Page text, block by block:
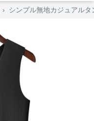
› シンプル無地カジュアルタ